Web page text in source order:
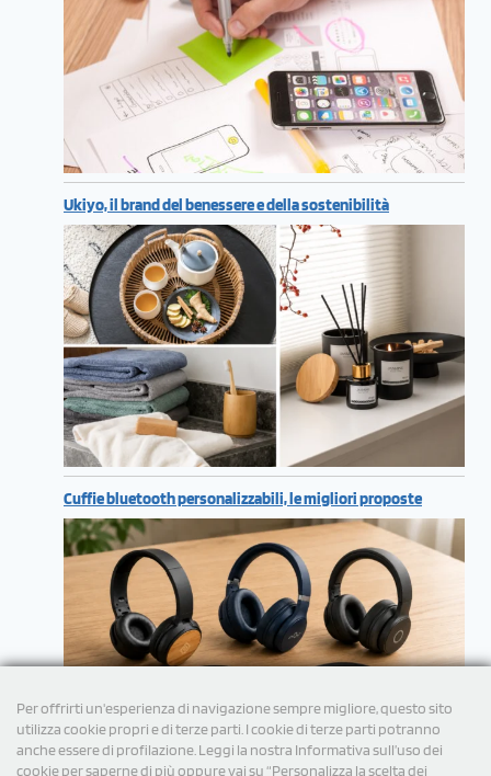
Per offrirti un'esperienza di navigazione sempre migliore, questo sito
utilizza cookie propri e di terze parti. I cookie di terze parti potranno
anche essere di profilazione. Leggi la nostra Informativa sull’uso dei
cookie per saperne di più oppure vai su “Personalizza la scelta dei
Ukiyo, il brand del benessere e della sostenibilità
Cuffie bluetooth personalizzabili, le migliori proposte